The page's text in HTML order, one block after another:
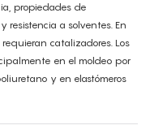
propiedades de
resistencia a solventes. En
catalizadores. Los
en el moldeo por
y en elastómeros